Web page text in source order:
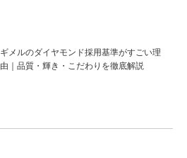
ギメルのダイヤモンド採用基準がすごい理
由｜品質・輝き・こだわりを徹底解説